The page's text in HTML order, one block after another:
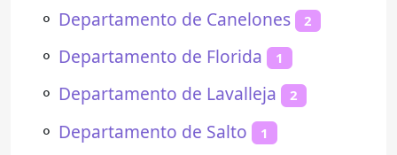
⚬ Departamento de Canelones 2
⚬ Departamento de Florida 1
⚬ Departamento de Lavalleja 2
⚬ Departamento de Salto 1